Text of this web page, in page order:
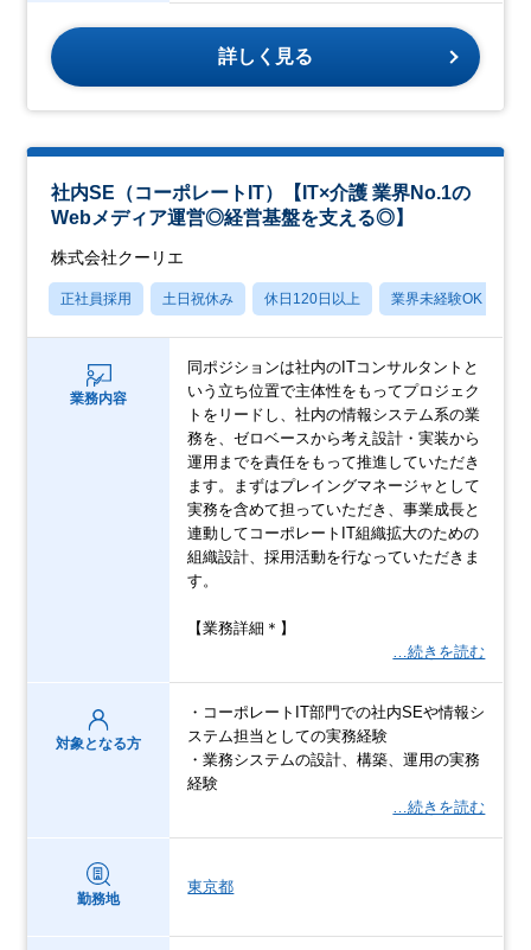
詳しく見る
社内SE（コーポレートIT）【IT×介護 業界No.1の
Webメディア運営◎経営基盤を支える◎】
株式会社クーリエ
正社員採用 土日祝休み 休日120日以上 業界未経験OK
業務内容
同ポジションは社内のITコンサルタントと
いう立ち位置で主体性をもってプロジェク
トをリードし、社内の情報システム系の業
務を、ゼロベースから考え設計・実装から
運用までを責任をもって推進していただき
ます。まずはプレイングマネージャとして
実務を含めて担っていただき、事業成長と
連動してコーポレートIT組織拡大のための
組織設計、採用活動を行なっていただきま
す。
【業務詳細＊】
…続きを読む
対象となる方
・コーポレートIT部門での社内SEや情報シ
ステム担当としての実務経験
・業務システムの設計、構築、運用の実務
経験
…続きを読む
勤務地
東京都